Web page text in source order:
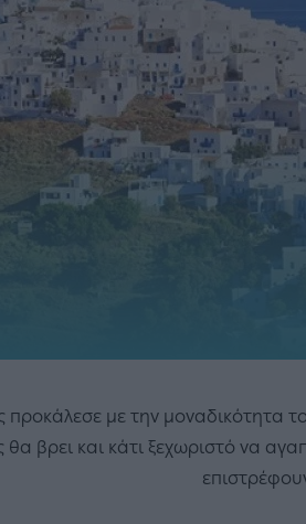
προκάλεσε με την μοναδικότητα
βρει και κάτι ξεχωριστό να